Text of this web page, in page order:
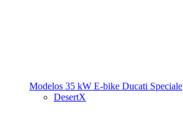
Modelos 35 kW E-bike Ducati Speciale
DesertX